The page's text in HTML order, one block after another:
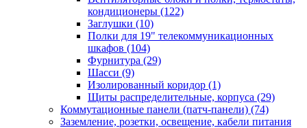
кондиционеры (122)
Заглушки (10)
Полки для 19" телекоммуникационных
шкафов (104)
Фурнитура (29)
Шасси (9)
Изолированный коридор (1)
Щиты распределительные, корпуса (29)
Коммутационные панели (патч-панели) (74)
Заземление, розетки, освещение, кабели питания